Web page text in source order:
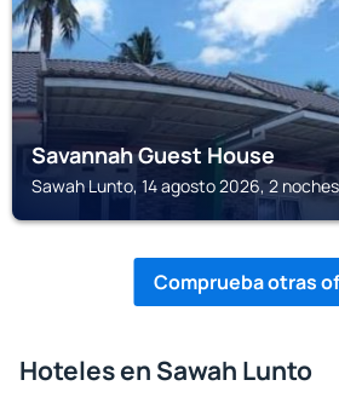
Savannah Guest House
Sawah Lunto, 14 agosto 2026, 2 noches
Comprueba otras
Hoteles en Sawah Lunto